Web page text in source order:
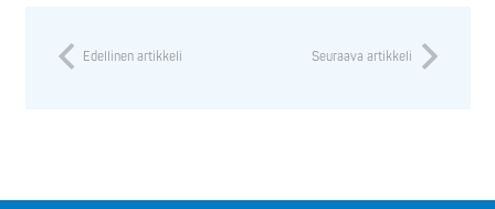
Edellinen artikkeli Seuraava artikkeli